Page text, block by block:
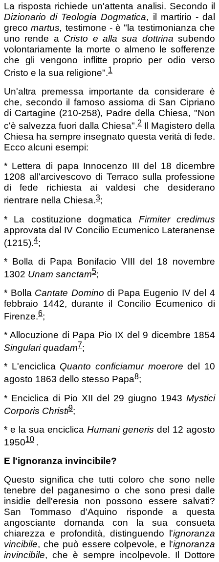
La risposta richiede un'attenta analisi. Secondo il
Dizionario di Teologia Dogmatica, il martirio - dal
grecomartus, testimone - è "la testimonianza che
uno rende a Cristo e alla sua dottrina subendo
volontariamente la morte o almeno le sofferenze
che gli vengono inflitte proprio per odio verso
Cristo e la sua religione".1
Un'altra premessa importante da considerare è
che, secondo il famoso assioma di San Cipriano
di Cartagine (210-258), Padre della Chiesa, "Non
c'è salvezza fuori dalla Chiesa".2 Il Magistero della
Chiesa ha sempre insegnato questa verità di fede.
Ecco alcuni esempi:
* Lettera di papa Innocenzo III del 18 dicembre
1208 all'arcivescovo di Terraco sulla professione
di fede richiesta ai valdesi che desiderano
rientrare nella Chiesa.3;
* La costituzione dogmatica Firmiter credimus
approvata dal IV Concilio Ecumenico Lateranense
(1215).4;
* Bolla di Papa Bonifacio VIII del 18 novembre
1302 Unam sanctam5;
* Bolla Cantate Dominodi Papa Eugenio IV del 4
febbraio 1442, durante il Concilio Ecumenico di
Firenze.6;
* Allocuzione di Papa Pio IX del 9 dicembre 1854
Singulari quadam7;
* L'enciclica Quanto conficiamur moeroredel 10
agosto 1863 dello stesso Papa8;
* Enciclica di Pio XII del 29 giugno 1943 Mystici
Corporis Christi9;
* e la sua enciclica Humani generis del 12 agosto
195010 .
E l'ignoranza invincibile?
Questo significa che tutti coloro che sono nelle
tenebre del paganesimo o che sono presi dalle
insidie dell'eresia non possono essere salvati?
San Tommaso d'Aquino risponde a questa
angosciante domanda con la sua consueta
chiarezza e profondità, distinguendo l'ignoranza
vincibile, che può essere colpevole, e l'ignoranza
invincibile, che è sempre incolpevole. Il Dottore